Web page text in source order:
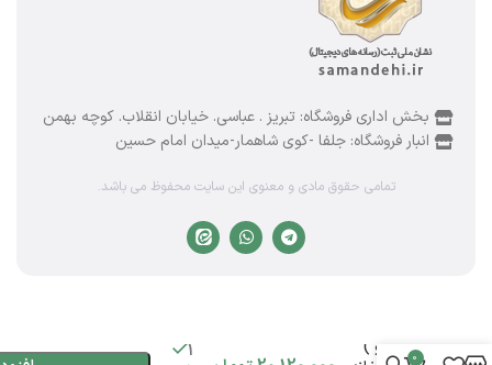
بخش اداری فروشگاه: تبریز . عباسی. خیابان انقلاب. کوچه بهمن
انبار فروشگاه: جلفا -کوی شاهمار-میدان امام حسین
تمامی حقوق مادی و معنوی این سایت محفوظ می باشد.
چاقو )
1 0